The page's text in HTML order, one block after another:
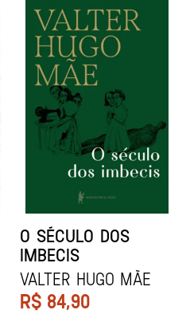
O SÉCULO DOS
IMBECIS
Valter Hugo Mãe
R$ 84,90